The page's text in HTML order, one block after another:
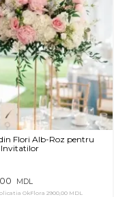
Flori Alb-Roz pentru
Invitatilor
MDL
OkFlora 2900,00 MDL